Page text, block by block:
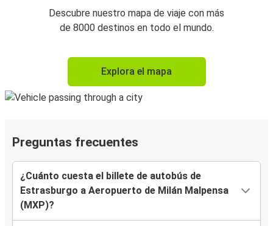
Descubre nuestro mapa de viaje con más
de 8000 destinos en todo el mundo.
Explora el mapa
Preguntas frecuentes
¿Cuánto cuesta el billete de autobús de
Estrasburgo a Aeropuerto de Milán Malpensa
(MXP)?